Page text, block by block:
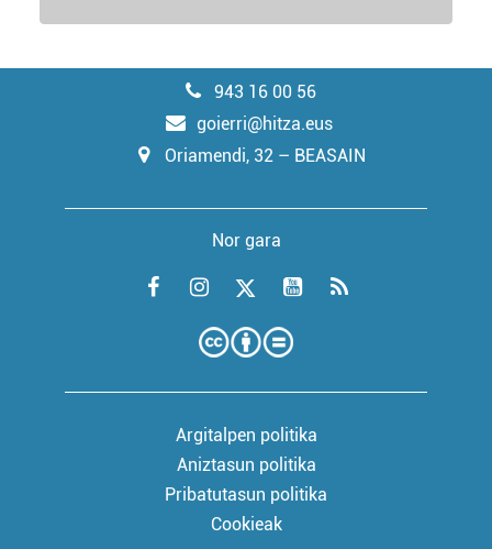
943 16 00 56
goierri@hitza.eus
Oriamendi, 32 – BEASAIN
Nor gara
Argitalpen politika
Aniztasun politika
Pribatutasun politika
Cookieak